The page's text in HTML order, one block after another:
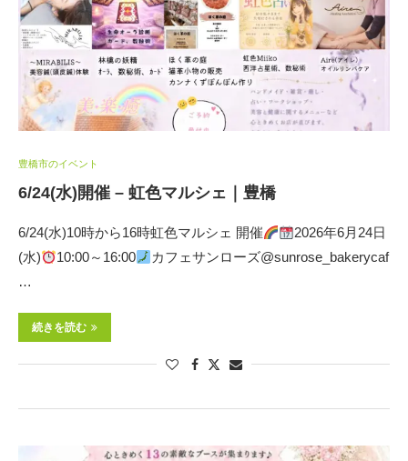
豊橋市のイベント
6/24(水)開催 – 虹色マルシェ｜豊橋
6/24(水)10時から16時虹色マルシェ 開催
2026年6月24日
(水)
10:00～16:00
カフェサンローズ@sunrose_bakerycaf
…
続きを読む